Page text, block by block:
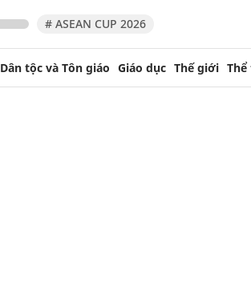
# ASEAN CUP 2026
Dân tộc và Tôn giáo Giáo dục Thế giới Thể